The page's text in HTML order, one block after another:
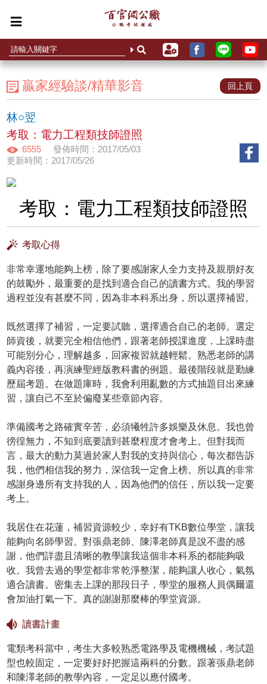
贏家經驗談/精華影音 回上頁
林○翌
考取：電力工程類技師證照
6555
發佈時間：2017/05/03
更新時間：2017/05/26
考取：電力工程類技師證照
考取心得
非常幸運地能夠上榜，除了要感謝家人全力支持及親朋好友
的鼓勵外，最重要的是找到適合自己的讀書方式。我的學習
過程並沒有甚麼不同，因為非本科系出身，所以選擇補習。
既然選擇了補習，一定要試聽，選擇適合自己的老師。選定
師資後，就要完全相信他們，跟著老師授課進度，上課時盡
可能別分心，理解越多，回家複習就越輕鬆。熟悉老師的講
義內容後，再演練聖經版教科書的例題。最後階段就是勤練
歷屆考題。在做題庫時，我會利用亂數的方式抽題目出來練
習，讓自己不至於偏廢某些章節內容。
準備國考之路確實辛苦，必須犧牲許多娛樂及休息。我也曾
徬徨無力，不知到底要讀到甚麼程度才會考上。但對我而
言，最大的動力莫過於家人對我的支持與信心，每次都告訴
我，他們相信我的努力，深信我一定會上榜。所以真的非常
感謝身邊所有支持我的人，因為他們的信任，所以我一定要
考上。
我居住在花蓮，補習資源較少，幸好有TKB數位學堂，讓我
能夠向名師學習。對張鼎老師、陳澤老師真是說不盡的感
謝，他們詳盡且清晰的教學讓我這個非本科系的都能夠吸
收。我曾去過的學堂都非常乾淨整潔，能夠讓人收心，氣氛
適合讀書。密集去上課的那段日子，學堂的服務人員偶爾還
會加油打氣一下。真的謝謝那麼棒的學堂資源。
讀書計畫
電類考科當中，考生大多較熟悉電路學及電機機械，考試題
型也較固定，一定要好好把握這兩科的分數。跟著張鼎老師
和陳澤老師的教學內容，一定足以應付國考。